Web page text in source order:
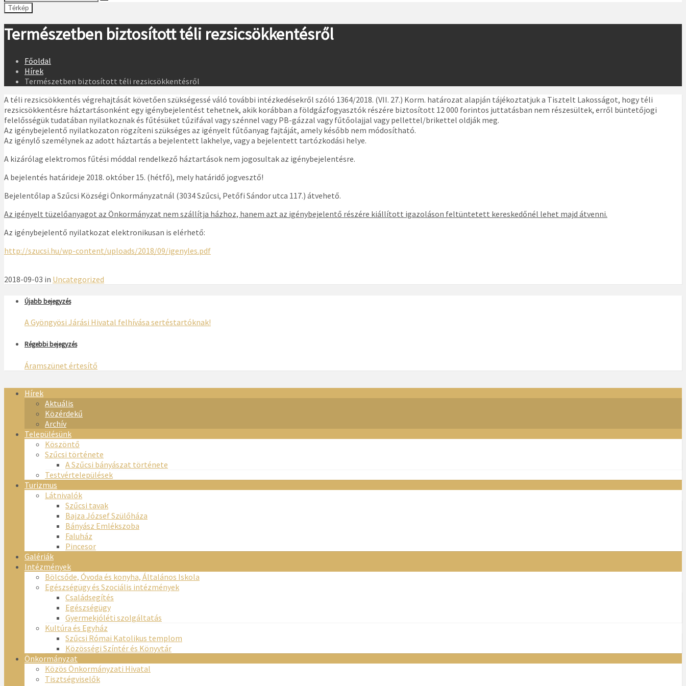
Térkép
Természetben biztosított téli rezsicsökkentésről
Főoldal
Hírek
Természetben biztosított téli rezsicsökkentésről
A téli rezsicsökkentés végrehajtását követően szükségessé váló további intézkedésekről szóló 1364/2018. (VII. 27.) Korm. határozat alapján tájékoztatjuk a Tisztelt Lakosságot, hogy téli
rezsicsökkentésre háztartásonként egy igénybejelentést tehetnek, akik korábban a földgázfogyasztók részére biztosított 12 000 forintos juttatásban nem részesültek, erről büntetőjogi
felelősségük tudatában nyilatkoznak és fűtésüket tűzifával vagy szénnel vagy PB-gázzal vagy fűtőolajjal vagy pellettel/brikettel oldják meg.
Az igénybejelentő nyilatkozaton rögzíteni szükséges az igényelt fűtőanyag fajtáját, amely később nem módosítható.
Az igénylő személynek az adott háztartás a bejelentett lakhelye, vagy a bejelentett tartózkodási helye.
A kizárólag elektromos fűtési móddal rendelkező háztartások nem jogosultak az igénybejelentésre.
A bejelentés határideje 2018. október 15. (hétfő), mely határidő jogvesztő!
Bejelentőlap a Szűcsi Községi Önkormányzatnál (3034 Szűcsi, Petőfi Sándor utca 117.) átvehető.
Az igényelt tüzelőanyagot az Önkormányzat nem szállítja házhoz, hanem azt az igénybejelentő részére kiállított igazoláson feltüntetett kereskedőnél lehet majd átvenni.
Az igénybejelentő nyilatkozat elektronikusan is elérhető:
http://szucsi.hu/wp-content/uploads/2018/09/igenyles.pdf
2018-09-03 in Uncategorized
Újabb bejegyzés
A Gyöngyösi Járási Hivatal felhívása sertéstartóknak!
Régebbi bejegyzés
Áramszünet értesítő
Hírek
Aktuális
Közérdekű
Archív
Településünk
Köszöntő
Szűcsi története
A Szűcsi bányászat története
Testvértelepülések
Turizmus
Látnivalók
Szűcsi tavak
Bajza József Szülőháza
Bányász Emlékszoba
Faluház
Pincesor
Galériák
Intézmények
Bölcsőde, Óvoda és konyha, Általános Iskola
Egészségügy és Szociális intézmények
Családsegítés
Egészségügy
Gyermekjóléti szolgáltatás
Kultúra és Egyház
Szűcsi Római Katolikus templom
Közösségi Színtér és Könyvtár
Önkormányzat
Közös Önkormányzati Hivatal
Tisztségviselők